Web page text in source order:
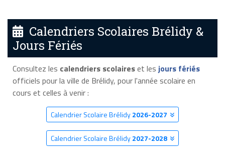
Calendriers Scolaires Brélidy &
Jours Fériés
Consultez les calendriers scolaireset les jours fériés
officiels pour la ville de Brélidy, pour l'année scolaire en
cours et celles à venir :
Calendrier Scolaire Brélidy2026-2027
Calendrier Scolaire Brélidy2027-2028